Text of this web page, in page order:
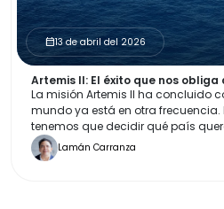
calendar_month13 de abril del 2026
Artemis II: El éxito que nos
La misión Artemis II ha concluido
mundo ya está en otra
tenemos que decidir qué país
Lamán Carranza